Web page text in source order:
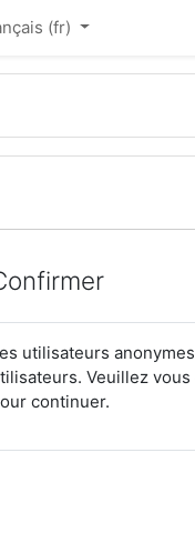
‎(fr)‎
utilisateurs
Veuillez
continuer.